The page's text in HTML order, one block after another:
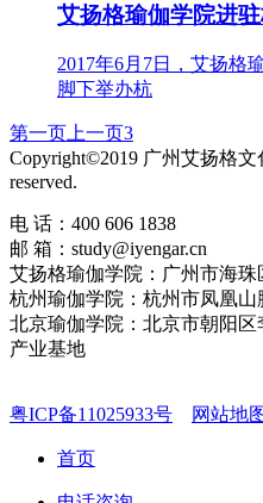
艾扬格瑜伽学院进
2017年6月7日，艾扬格
脚下举办杭
第一页上一页3
Copyright©2019 广州艾扬格
reserved.
电 话：400 606 1838
邮 箱：study@iyengar.cn
艾扬格瑜伽学院：广州市海
杭州瑜伽学院：杭州市凤凰山
北京瑜伽学院：北京市朝阳
产业基地
粤ICP备11025933号 网站地
首页